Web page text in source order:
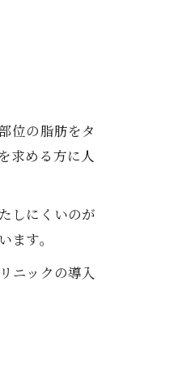
位の脂肪をタ
求める方に人
しにくいのが
す。
ニックの導入